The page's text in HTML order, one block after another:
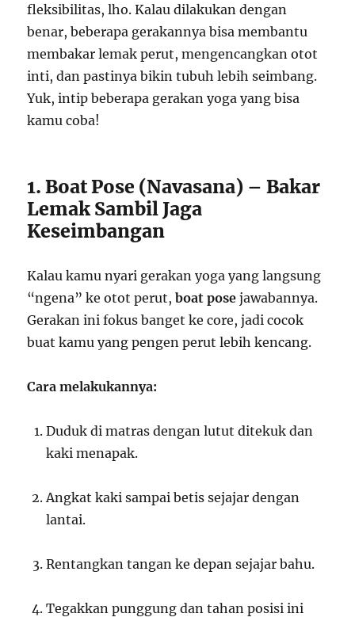
fleksibilitas, lho. Kalau dilakukan dengan
benar, beberapa gerakannya bisa membantu
membakar lemak perut, mengencangkan otot
inti, dan pastinya bikin tubuh lebih seimbang.
Yuk, intip beberapa gerakan yoga yang bisa
kamu coba!
1. Boat Pose (Navasana) – Bakar
Lemak Sambil Jaga
Keseimbangan
Kalau kamu nyari gerakan yoga yang langsung
“ngena” ke otot perut,boat pose jawabannya.
Gerakan ini fokus banget ke core, jadi cocok
buat kamu yang pengen perut lebih kencang.
Cara melakukannya:
Duduk di matras dengan lutut ditekuk dan
kaki menapak.
Angkat kaki sampai betis sejajar dengan
lantai.
Rentangkan tangan ke depan sejajar bahu.
Tegakkan punggung dan tahan posisi ini